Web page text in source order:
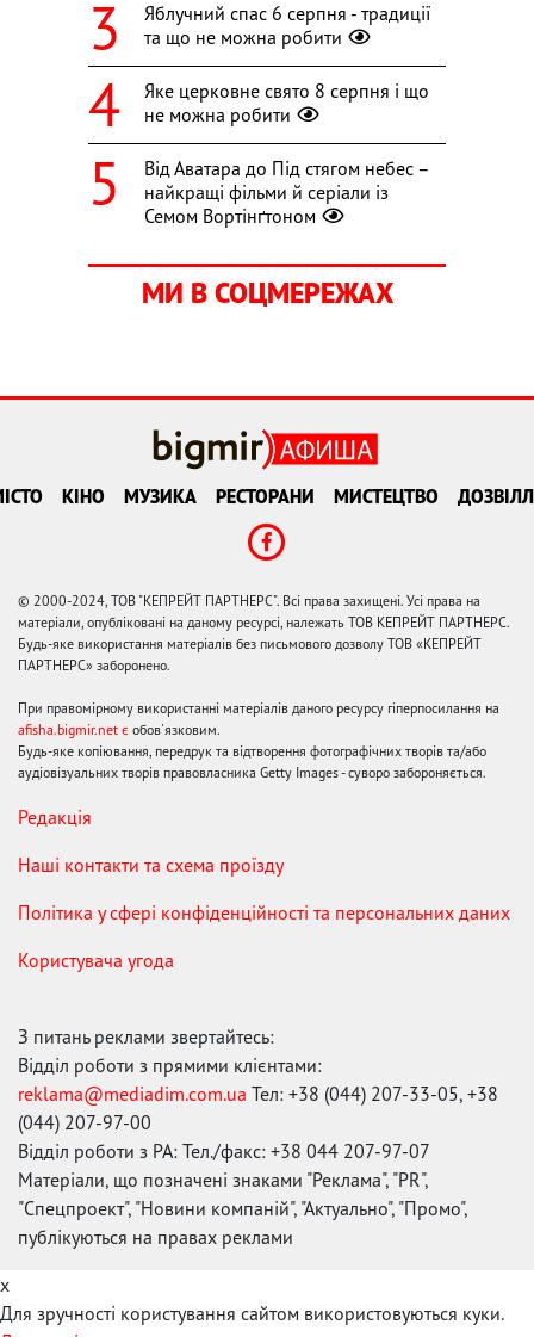
Яблучний спас 6 серпня - традиції
та що не можна робити
Яке церковне свято 8 серпня і що
не можна робити
Від Аватара до Під стягом небес –
найкращі фільми й серіали із
Семом Вортінґтоном
МИ В СОЦМЕРЕЖАХ
КІНО МУЗИКА РЕСТОРАНИ МИСТЕЦТВО
© 2000-2024, ТОВ "КЕПРЕЙТ ПАРТНЕРС". Всі права захищені. Усі права на
матеріали, опубліковані на даному ресурсі, належать ТОВ КЕПРЕЙТ ПАРТНЕРС.
Будь-яке використання матеріалів без письмового дозволу ТОВ «КЕПРЕЙТ
ПАРТНЕРС» заборонено.
При правомірному використанні матеріалів даного ресурсу гіперпосилання на
afisha.bigmir.net є обов'язковим.
Будь-яке копіювання, передрук та відтворення фотографічних творів та/або
аудіовізуальних творів правовласника Getty Images - суворо забороняється.
Редакція
Наші контакти та схема проїзду
Політика у сфері конфіденційності та персональних даних
Користувача угода
З питань реклами звертайтесь:
Відділ роботи з прямими клієнтами:
reklama@mediadim.com.ua Тел: +38 (044) 207-33-05, +38
(044) 207-97-00
Відділ роботи з РА: Тел./факс: +38 044 207-97-07
Матеріали, що позначені знаками "Реклама", "PR",
"Спецпроект", "Новини компаній", "Актуально", "Промо",
публікуються на правах реклами
x
Для зручності користування сайтом використовуються куки.